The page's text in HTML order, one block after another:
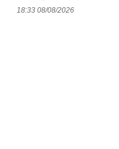
18:33 08/08/2026